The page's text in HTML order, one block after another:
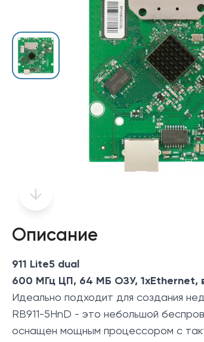
Описание
911 Lite5 dual
600 МГц ЦП, 64 МБ ОЗУ, 1xEthernet,
Идеально подходит для создания
RB911-5HnD - это небольшой
оснащен мощным процессором с